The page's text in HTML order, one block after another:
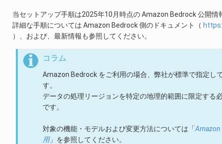
当セットアップ手順は2025年10月時点の Amazon Bedrock 公開
詳細な手順については Amazon Bedrock 側のドキュメント（
）、および、最新情報も参照してください。
コラム
Amazon Bedrock をご利用の場合、弊社が標準で指定し
す。
データの処理リージョンを特定の地理的範囲に限定する
です。
対象の機能・モデルおよび変更方法については「Amazon
用」を参照してください。